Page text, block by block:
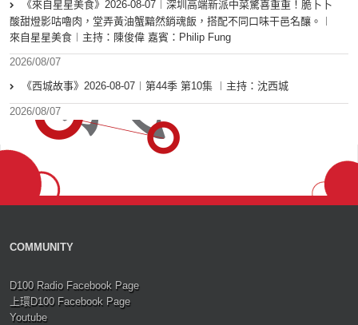
《來自星星美食》2026-08-07︱深圳高端新派中菜驚喜重重！脆卜卜
酸甜燈影咕嚕肉，堂弄黃油蟹黯然銷魂飯，搭配不同口味干邑名釀。︱
來自星星美食︱主持：陳俊偉 嘉賓：Philip Fung
2026/08/07
《西城故事》2026-08-07︱第44季 第10集 ︱主持：沈西城
2026/08/07
COMMUNITY
D100 Radio Facebook Page
上環D100 Facebook Page
Youtube